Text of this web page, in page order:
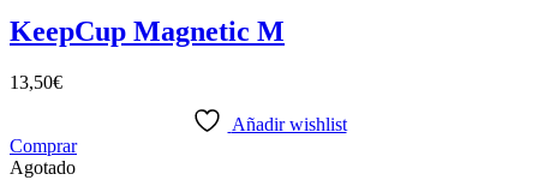
KeepCup Magnetic M
13,50€
Añadir wishlist
Comprar
Agotado